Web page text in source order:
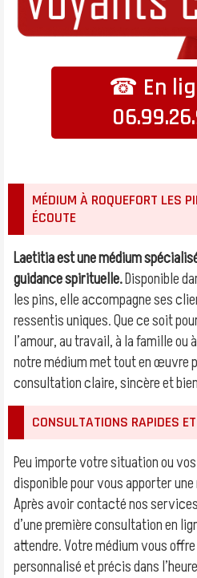
☎ En
MÉDIUM À ROQUEFORT LES
ÉCOUTE
Laetitia est une médium
guidance spirituelle.Disponible
les pins, elle accompagne ses
ressentis uniques. Que ce soit
l’amour, au travail, à la famille ou
notre médium met tout en œuvre
consultation claire, sincère et
CONSULTATIONS RAPIDES
Peu importe votre situation ou
disponible pour vous apporter
Après avoir contacté nos
d’une première consultation en
attendre. Votre médium vous
personnalisé et précis dans